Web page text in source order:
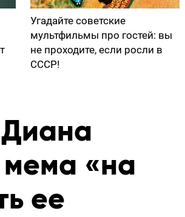
Угадайте советские
мультфильмы про гостей: вы
не проходите, если росли в
СССР!
Диана
«на
ее